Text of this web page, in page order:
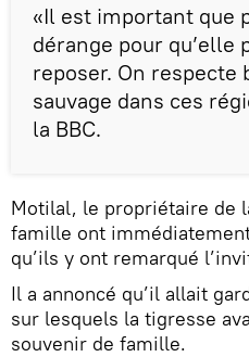
«Il est important que
dérange pour qu’elle
reposer. On respecte
sauvage dans ces
la BBC.
Motilal, le propriétaire de
famille ont
qu’ils y ont remarqué
Il a annoncé qu’il allait
sur lesquels la tigresse
souvenir de famille.